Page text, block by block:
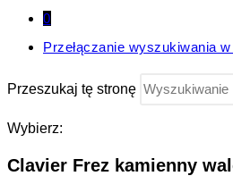
0
Przełączanie wyszukiwania
Przeszukaj tę stronę
Wybierz:
Clavier Frez kamienny